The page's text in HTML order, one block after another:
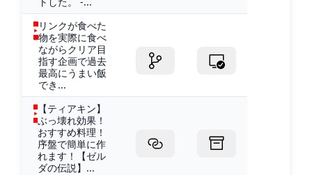
リンクが食べた
物を実際に食べ
ながらクリア目
指す企画で過去
最高にうまい飯
でき...
【ティアキン】
ぶっ壊れ効果！
おすすめ料理！
序盤で簡単に作
れます！【ゼル
ダの伝説】...